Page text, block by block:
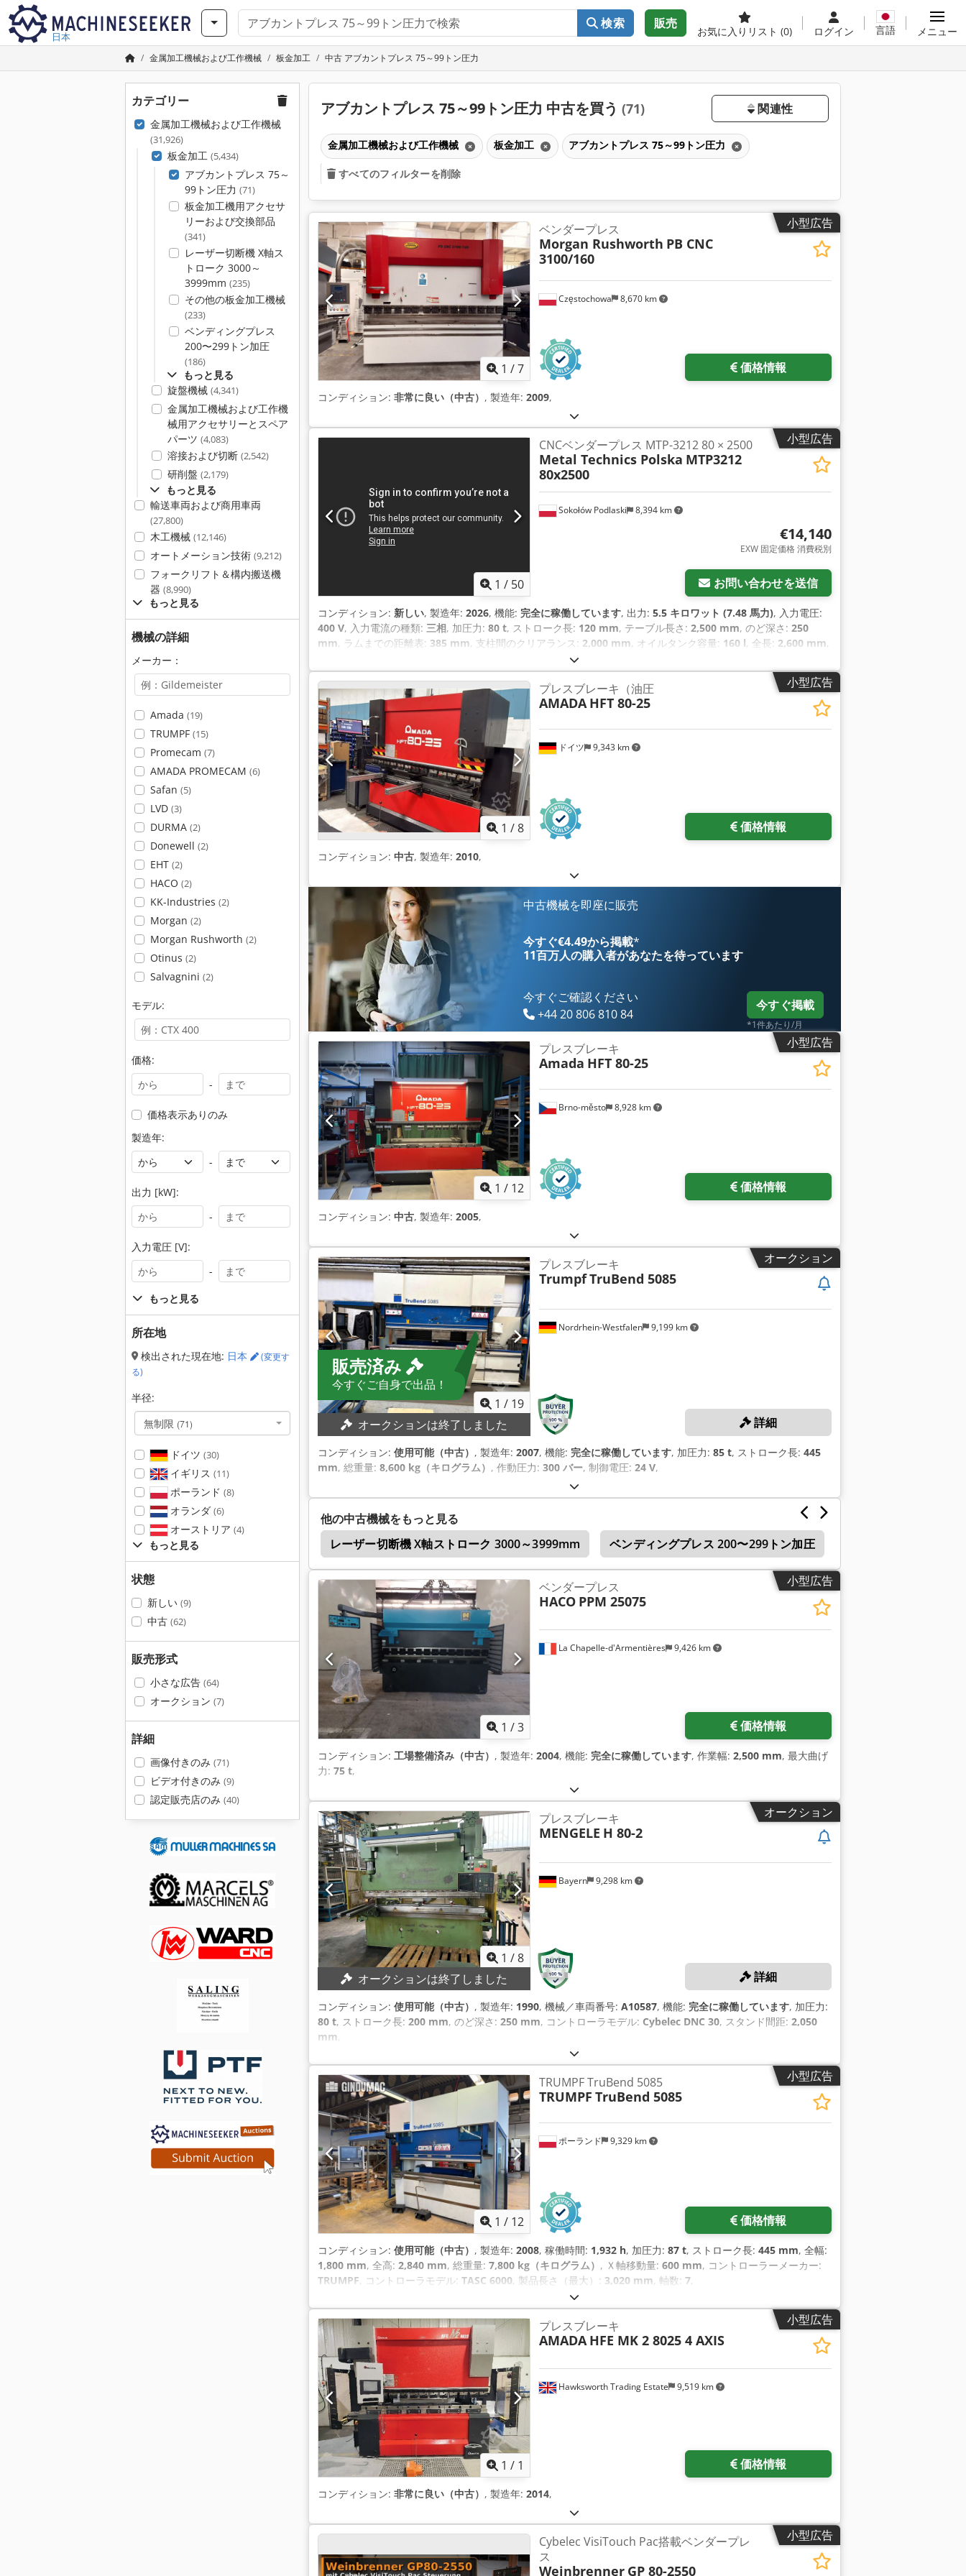
日本
検索 販売
お気に入りリスト (0) ログイン 言語 メニュー
金属加工機械および工作機械 板金加工 中古 アブカントプレス 75～99トン圧力
カテゴリー
金属加工機械および工作機械
(31,926)
板金加工 (5,434)
アブカントプレス 75～
99トン圧力 (71)
板金加工機用アクセサ
リーおよび交換部品
(341)
レーザー切断機 X軸ス
トローク 3000～
3999mm (235)
その他の板金加工機械
(233)
ベンディングプレス
200〜299トン加圧
(186)
もっと見る
旋盤機械 (4,341)
金属加工機械および工作機
械用アクセサリーとスペア
パーツ (4,083)
溶接および切断 (2,542)
研削盤 (2,179)
もっと見る
輸送車両および商用車両
(27,800)
木工機械 (12,146)
オートメーション技術 (9,212)
フォークリフト＆構内搬送機
器 (8,990)
もっと見る
機械の詳細
メーカー：
Amada (19)
TRUMPF (15)
Promecam (7)
AMADA PROMECAM (6)
Safan (5)
LVD (3)
DURMA (2)
Donewell (2)
EHT (2)
HACO (2)
KK-Industries (2)
Morgan (2)
Morgan Rushworth (2)
Otinus (2)
Salvagnini (2)
モデル:
価格:
-
価格表示ありのみ
製造年:
-
出力 [kW]:
-
入力電圧 [V]:
-
もっと見る
所在地
検出された現在地: 日本
(変更す
る)
半径:
無制限 (71)
ドイツ (30)
イギリス (11)
ポーランド (8)
オランダ (6)
オーストリア (4)
もっと見る
状態
新しい (9)
中古 (62)
販売形式
小さな広告 (64)
オークション (7)
詳細
画像付きのみ (71)
ビデオ付きのみ (9)
認定販売店のみ (40)
アブカントプレス 75～99トン圧力 中古を買う (71) 関連性
金属加工機械および工作機械 板金加工 アブカントプレス 75～99トン圧力
すべてのフィルターを削除
小型広告
1 /7
Częstochowa 8,670 km
ベンダープレス
Morgan Rushworth PB CNC
3100/160
価格情報
コンディション: 非常に良い（中古） , 製造年: 2009,
小型広告
1 / 50
Sokołów Podlaski 8,394 km
CNCベンダープレス MTP-3212 80 × 2500
Metal Technics Polska MTP3212
80x2500
€14,140
EXW 固定価格 消費税別
お問い合わせを送信
コンディション: 新しい, 製造年: 2026, 機能: 完全に稼働しています, 出力: 5.5 キロワット (7.48 馬力), 入力電圧:
400 V, 入力電流の種類: 三相, 加圧力: 80 t, ストローク長: 120 mm, テーブル長さ: 2,500 mm, のど深さ: 250
mm, ラムまでの距離表: 385 mm, 支柱間のクリアランス: 2,000 mm, オイルタンク容量: 160 l, 全長: 2,600 mm,
4,800 kg（キログラム）
アル, 安全光幕,
小型広告
1 /8
ドイツ 9,343 km
プレスブレーキ（油圧
AMADA HFT 80-25
価格情報
コンディション: 中古, 製造年: 2010,
中古機械を即座に販売
今すぐ€4.49から掲載*
11百万人の購入者があなたを待っています
今すぐご確認ください
+44 20 806 810 84
今すぐ掲載
*1件あたり/月
小型広告
1 / 12
Brno-město 8,928 km
プレスブレーキ
Amada HFT 80-25
価格情報
コンディション: 中古, 製造年: 2005,
オークション
販売済み
今すぐご自身で出品！
1 / 19
オークションは終了しました
Nordrhein-Westfalen 9,199 km
プレスブレーキ
TrumpfTruBend 5085
詳細
コンディション: 使用可能（中古） , 製造年: 2007, 機能: 完全に稼働しています, 加圧力: 85 t, ストローク長: 445
mm, 総重量: 8,600 kg（キログラム） , 作動圧力: 300 バー, 制御電圧: 24 V,
他の中古機械をもっと見る
レーザー切断機 X軸ストローク 3000～3999mm
ベンディングプレス 200〜299トン加圧
Amada 8025
小型広告
1 /3
La Chapelle-d'Armentières 9,426 km
ベンダープレス
HACO PPM 25075
価格情報
コンディション: 工場整備済み（中古） , 製造年: 2004, 機能: 完全に稼働しています, 作業幅: 2,500 mm, 最大曲げ
力: 75 t,
オークション
1 /8
オークションは終了しました
Bayern 9,298 km
プレスブレーキ
MENGELE H 80-2
詳細
コンディション: 使用可能（中古） , 製造年: 1990, 機械／車両番号: A10587, 機能: 完全に稼働しています, 加圧力:
80 t, ストローク長: 200 mm, のど深さ: 250 mm, コントローラモデル: Cybelec DNC 30, スタンド間距: 2,050
mm,
小型広告
1 / 12
ポーランド 9,329 km
TRUMPF TruBend 5085
TRUMPF TruBend 5085
価格情報
コンディション: 使用可能（中古） , 製造年: 2008, 稼働時間: 1,932 h, 加圧力: 87 t, ストローク長: 445 mm, 全幅:
1,800 mm, 全高: 2,840 mm, 総重量: 7,800 kg（キログラム） , Ｘ軸移動量: 600 mm, コントローラーメーカー:
TRUMPF, コントローラモデル: TASC 6000, 製品長さ（最大）: 3,020 mm, 軸数: 7,
小型広告
1 / 1
Hawksworth Trading Estate 9,519 km
プレスブレーキ
AMADA HFE MK 2 8025 4 AXIS
価格情報
コンディション: 非常に良い（中古） , 製造年: 2014,
小型広告
Cybelec VisiTouch Pac搭載ベンダープレ
ス
Weinbrenner GP 80-2550